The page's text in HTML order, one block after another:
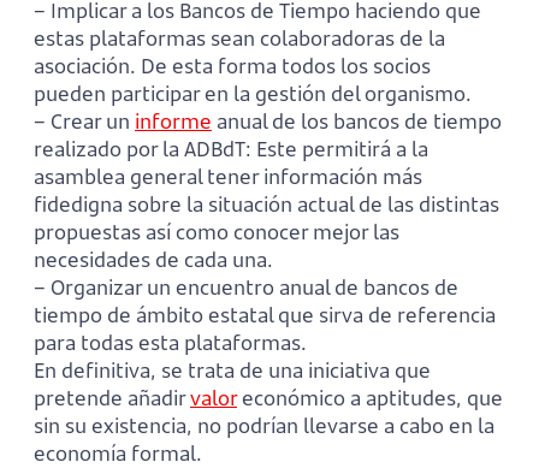
– Implicar a los Bancos de Tiempo haciendo que
estas plataformas sean colaboradoras de la
asociación. De esta forma todos los socios
pueden participar en la gestión del organismo.
– Crear un informe anual de los bancos de tiempo
realizado por la ADBdT: Este permitirá a la
asamblea general tener información más
fidedigna sobre la situación actual de las distintas
propuestas así como conocer mejor las
necesidades de cada una.
– Organizar un encuentro anual de bancos de
tiempo de ámbito estatal que sirva de referencia
para todas esta plataformas.
En definitiva, se trata de una iniciativa que
pretende añadirvaloreconómico a aptitudes, que
sin su existencia, no podrían llevarse a cabo en la
economía formal.